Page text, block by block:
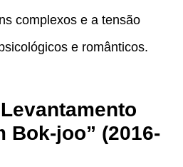
complexos e a tensão
e românticos.
Bok-joo” (2016-